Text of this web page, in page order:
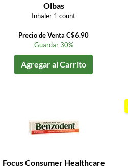
Olbas
Inhaler 1 count
Precio de Venta C$6.90
Guardar 30%
Agregar al Carrito
Focus Consumer Healthcare